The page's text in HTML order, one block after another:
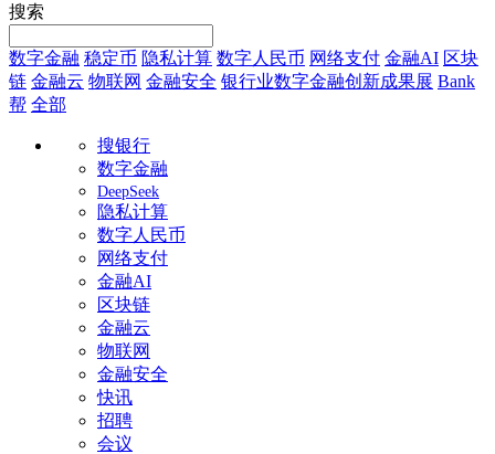
搜索
数字金融 稳定币 隐私计算 数字人民币 网络支付 金融AI 区块
链 金融云 物联网 金融安全 银行业数字金融创新成果展 Bank
帮 全部
搜银行
数字金融
DeepSeek
隐私计算
数字人民币
网络支付
金融AI
区块链
金融云
物联网
金融安全
快讯
招聘
会议